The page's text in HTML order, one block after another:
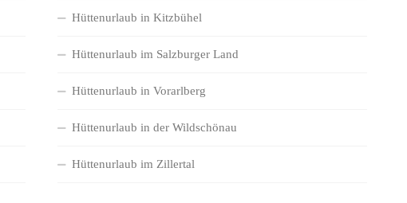
Hüttenurlaub in Kitzbühel
Hüttenurlaub im Salzburger Land
Hüttenurlaub in Vorarlberg
Hüttenurlaub in der Wildschönau
Hüttenurlaub im Zillertal